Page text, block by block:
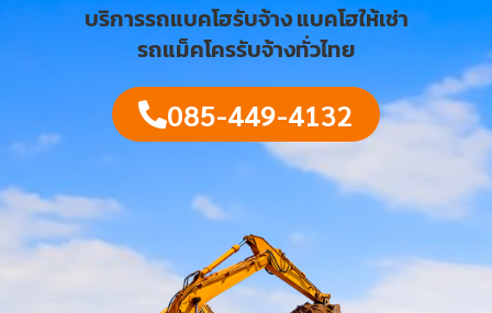
บริการรถแบคโฮรับจ้าง แบคโฮให้เช่า
รถแม็คโครรับจ้างทั่วไทย
085-449-4132